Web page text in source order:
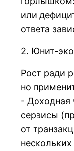
или
ответа
2. Юнит-
Рост ради
но
- Доходная
сервисы
от